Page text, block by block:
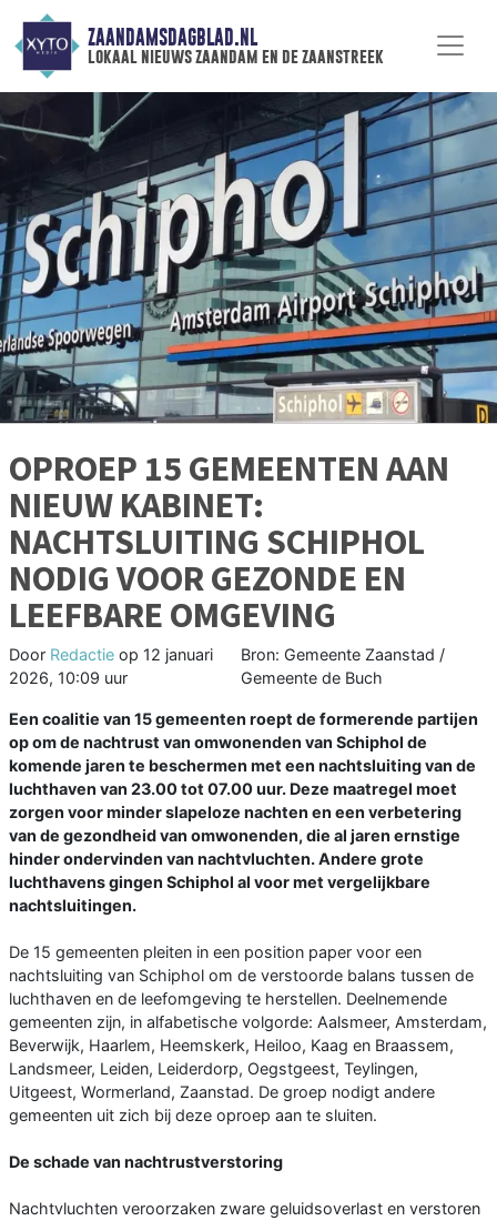
ZAANDAMSDAGBLAD.NL
lokaal nieuws zaandam en de zaanstreek
OPROEP 15 GEMEENTEN AAN
NIEUW KABINET:
NACHTSLUITING SCHIPHOL
NODIG VOOR GEZONDE EN
LEEFBARE OMGEVING
Door Redactie op 12 januari
2026, 10:09 uur
Bron: Gemeente Zaanstad /
Gemeente de Buch
Een coalitie van 15 gemeenten roept de formerende partijen
op om de nachtrust van omwonenden van Schiphol de
komende jaren te beschermen met een nachtsluiting van de
luchthaven van 23.00 tot 07.00 uur. Deze maatregel moet
zorgen voor minder slapeloze nachten en een verbetering
van de gezondheid van omwonenden, die al jaren ernstige
hinder ondervinden van nachtvluchten. Andere grote
luchthavens gingen Schiphol al voor met vergelijkbare
nachtsluitingen.
De 15 gemeenten pleiten in een position paper voor een
nachtsluiting van Schiphol om de verstoorde balans tussen de
luchthaven en de leefomgeving te herstellen. Deelnemende
gemeenten zijn, in alfabetische volgorde: Aalsmeer, Amsterdam,
Beverwijk, Haarlem, Heemskerk, Heiloo, Kaag en Braassem,
Landsmeer, Leiden, Leiderdorp, Oegstgeest, Teylingen,
Uitgeest, Wormerland, Zaanstad. De groep nodigt andere
gemeenten uit zich bij deze oproep aan te sluiten.
De schade van nachtrustverstoring
Nachtvluchten veroorzaken zware geluidsoverlast en verstoren